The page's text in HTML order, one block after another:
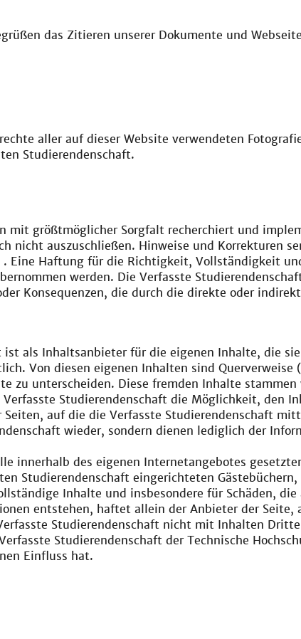
das Zitieren unserer Dokumente und
aller auf dieser Website verwendeten
Studierendenschaft.
mit größtmöglicher Sorgfalt recherchiert und
nicht auszuschließen. Hinweise und Korrekturen
. Eine Haftung für die Richtigkeit, Vollständigkeit
werden. Die Verfasste
Konsequenzen, die durch die direkte oder
ist als Inhaltsanbieter für die eigenen Inhalte, die
Von diesen eigenen Inhalten sind
zu unterscheiden. Diese fremden Inhalte stammen
Studierendenschaft die Möglichkeit, den
auf die die Verfasste Studierendenschaft
wieder, sondern dienen lediglich der
innerhalb des eigenen Internetangebotes
Studierendenschaft eingerichteten
Inhalte und insbesondere für Schäden,
entstehen, haftet allein der Anbieter der Seite,
Studierendenschaft nicht mit Inhalten
Studierendenschaft der Technische
Einfluss hat.